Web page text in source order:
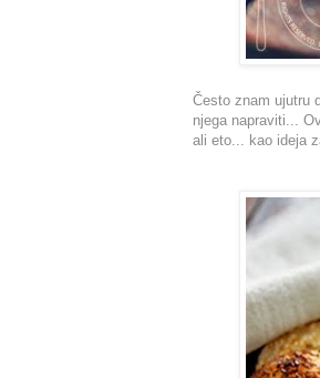
Često znam ujutru
njega napraviti...
ali eto... kao ideja